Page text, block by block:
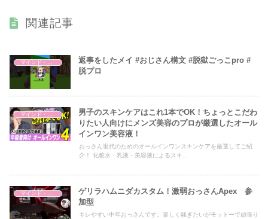
関連記事
マインド・哲学
返事をしたメイ #おじさん構文 #脱獄ごっこpro #
脱プロ
マインド・哲学
男子のスキンケアはこれ1本でOK！ちょっとこだわ
りたい人向けにメンズ美容のプロが厳選したオール
インワン美容液！
おっさん世代のためのオールインワンスキンケアを厳選してご紹
介！ 化粧水・乳液・美容液によるスキ...
マインド・哲学
ゲリラハムニダカスタム！激弱おっさんApex 参
加型
キレやすい中年おっさんです。楽しく騒ぎたいがモットーで頑張り